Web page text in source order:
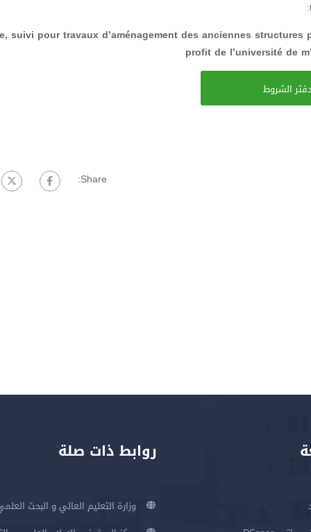
suivi pour travaux d’aménagement des anciennes
profit de l’université de
الشروط
Share:
روابط ذات صلة
وزارة التعليم العالي و البحث